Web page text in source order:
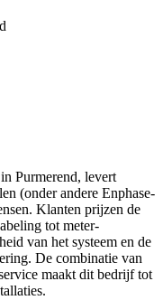
Purmerend, levert
(onder andere Enphase-
Klanten prijzen de
tot meter-
van het systeem en de
De combinatie van
maakt dit bedrijf tot